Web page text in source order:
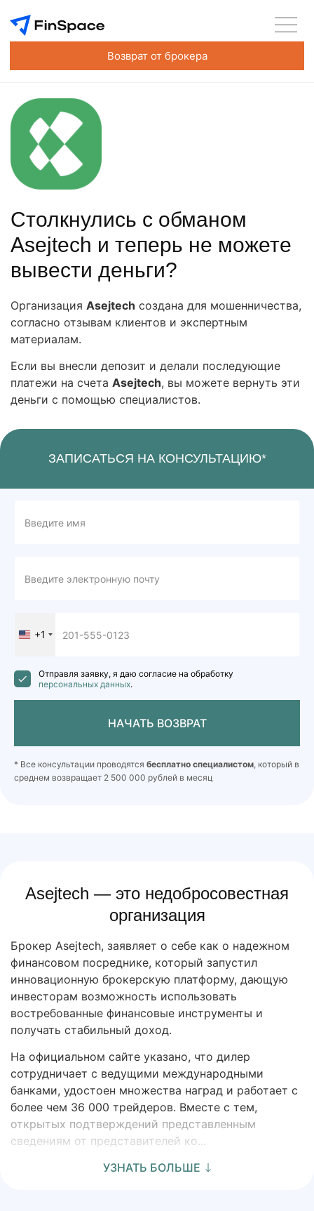
Возврат от брокера
Столкнулись с обманом
Asejtech и теперь не можете
вывести деньги?
Организация Asejtech создана для мошенничества,
согласно отзывам клиентов и экспертным
материалам.
Если вы внесли депозит и делали последующие
платежи на счета Asejtech, вы можете вернуть эти
деньги с помощью специалистов.
ЗАПИСАТЬСЯ НА КОНСУЛЬТАЦИЮ*
United
+1
+1
Отправля заявку, я даю согласие на обработку
персональных данных.
НАЧАТЬ ВОЗВРАТ
* Все консультации проводятся бесплатно специалистом, который в
среднем возвращает 2 500 000 рублей в месяц
Asejtech — это недобросовестная
организация
Брокер Asejtech, заявляет о себе как о надежном
финансовом посреднике, который запустил
инновационную брокерскую платформу, дающую
инвесторам возможность использовать
востребованные финансовые инструменты и
получать стабильный доход.
На официальном сайте указано, что дилер
сотрудничает с ведущими международными
банками, удостоен множества наград и работает с
более чем 36 000 трейдеров. Вместе с тем,
открытых подтверждений представленным
сведениям от представителей ко...
УЗНАТЬ БОЛЬШЕ